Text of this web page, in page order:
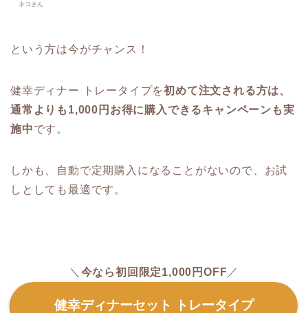
ネコさん
という方は今がチャンス！
健幸ディナー トレータイプを初めて注文される方は、
通常よりも1,000円お得に購入できるキャンペーンも実
施中です。
しかも、自動で定期購入になることがないので、お試
しとしても最適です。
＼ 今なら初回限定1,000円OFF ／
健幸ディナーセット トレータイプ